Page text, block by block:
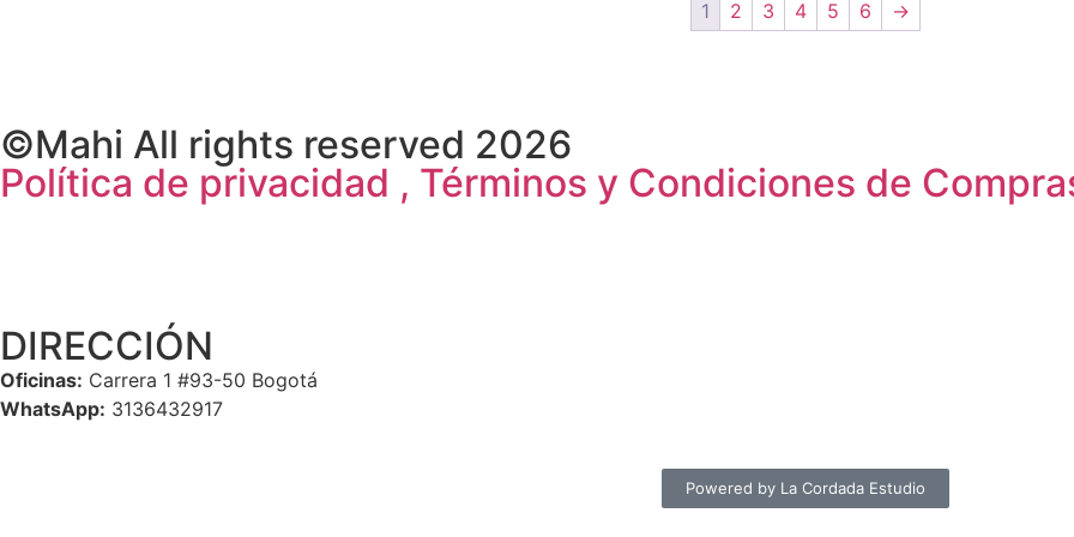
1 2 3 4 5 6 →
©Mahi All rights reserved 2026
Política de privacidad , Términos y Condiciones de
DIRECCIÓN
Oficinas: Carrera 1 #93-50 Bogotá
WhatsApp: 3136432917
Powered by La Cordada Estudio